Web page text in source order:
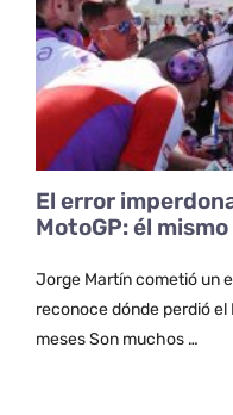
El error
MotoGP: él
Jorge Martín cometió un
reconoce dónde perdió el
meses Son muchos …